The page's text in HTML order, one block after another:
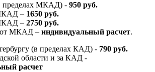
пределах МКАД) - 950 руб.
– 1650 руб.
– 2750 руб.
МКАД – индивидуальный расчет.
(в пределах КАД) - 790 руб.
области и за КАД -
расчет